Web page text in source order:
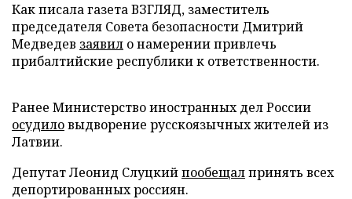
Как писала газета ВЗГЛЯД, заместитель
председателя Совета безопасности Дмитрий
Медведев заявил о намерении привлечь
прибалтийские республики к ответственности.
Ранее Министерство иностранных дел России
осудиловыдворение русскоязычных жителей из
Латвии.
Депутат Леонид Слуцкийпообещалпринять всех
депортированных россиян.